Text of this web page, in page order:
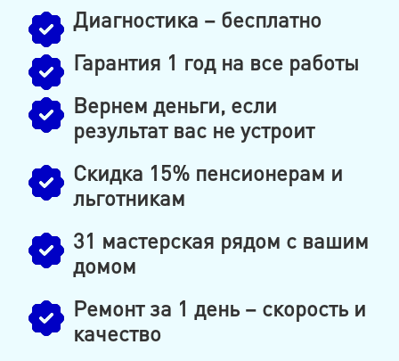
Диагностика – бесплатно
Гарантия 1 год на все работы
Вернем деньги, если
результат вас не устроит
Скидка 15% пенсионерам и
льготникам
31 мастерская рядом с вашим
домом
Ремонт за 1 день – скорость и
качество